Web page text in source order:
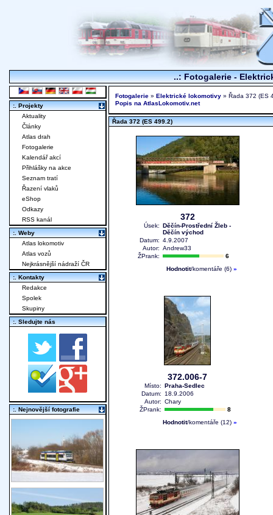
..: Fotogalerie -
Fotogalerie » Elektrické lokomotivy » Řada 372 (ES
Popis na AtlasLokomotiv.net
Řada 372 (ES 499.2)
372
Úsek:
Děčín-Prostřední Žleb -
Děčín východ
Datum: 4.9.2007
Autor: Andrew33
ŽPrank:
6
Hodnotit/komentáře (6)»
372.006-7
Místo:
Praha-Sedlec
Datum: 18.9.2006
Autor: Chary
ŽPrank:
8
Hodnotit/komentáře (12)»
:. Projekty
Aktuality
Články
Atlas drah
Fotogalerie
Kalendář akcí
Přihlášky na akce
Seznam tratí
Řazení vlaků
eShop
Odkazy
RSS kanál
:. Weby
Atlas lokomotiv
Atlas vozů
Nejkrásnější nádraží ČR
:. Kontakty
Redakce
Spolek
Skupiny
:. Sledujte nás
:. Nejnovější fotografie